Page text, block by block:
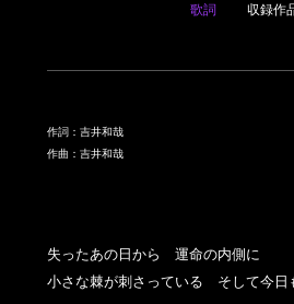
歌詞 収録作
作詞：吉井和哉
作曲：吉井和哉
失ったあの日から　運命の内側に
小さな棘が刺さっている　そして今日